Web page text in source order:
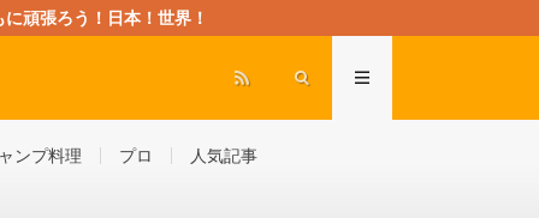
張ろう！日本！世界！
ンプ料理 プロ 人気記事